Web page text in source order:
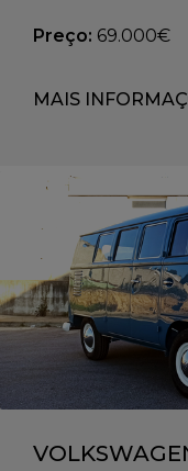
Preço: 69.000€
MAIS